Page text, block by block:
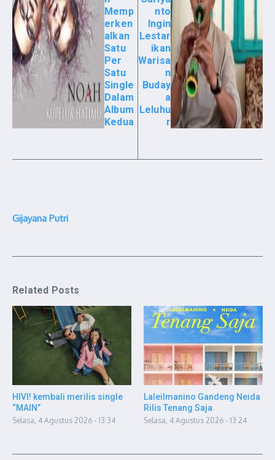
Memp
erken
alkan
Satu
Per
Satu
Single
Dalam
Album
Kedua
nto
Ingin
Lestar
ikan
Warisa
n
Buday
a
Leluhu
r
Gijayana Putri
Related Posts
HIVI! kembali merilis single
“MAIN”
Selasa, 4 Agustus 2026 - 13:34
Laleilmanino Gandeng Neida
Rilis Tenang Saja
Selasa, 4 Agustus 2026 - 13:24